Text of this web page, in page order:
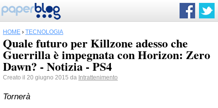
HOME › TECNOLOGIA
Quale futuro per Killzone adesso che
Guerrilla è impegnata con Horizon: Zero
Dawn? - Notizia - PS4
Creato il 20 giugno 2015 da Intrattenimento
Tornerà